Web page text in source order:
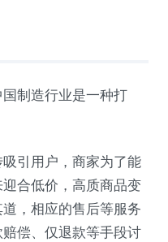
制造行业是一种打
引用户，商家为了能
合低价，高质商品变
，相应的售后等服务
偿、仅退款等手段讨